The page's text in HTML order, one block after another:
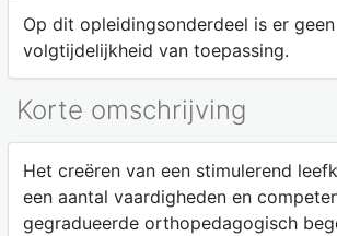
Op dit opleidingsonderdeel is er geen
volgtijdelijkheid van toepassing.
Korte omschrijving
Het creëren van een stimulerend
een aantal vaardigheden en
gegradueerde orthopedagogisch